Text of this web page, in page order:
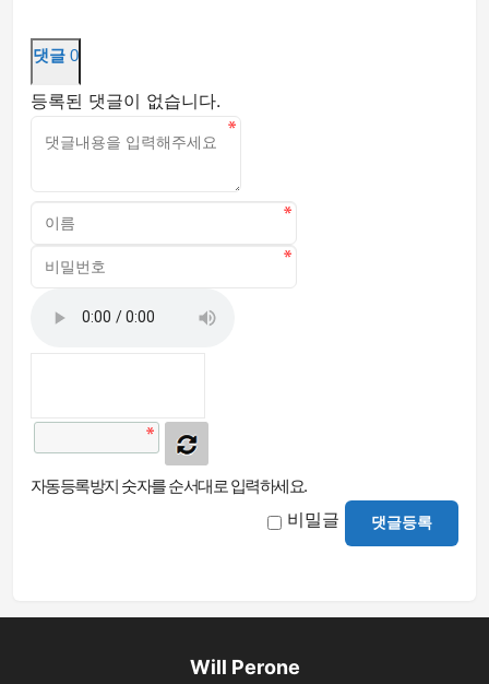
댓글 0
등록된 댓글이 없습니다.
자동등록방지 숫자를 순서대로 입력하세요.
비밀글 댓글등록
Will Perone